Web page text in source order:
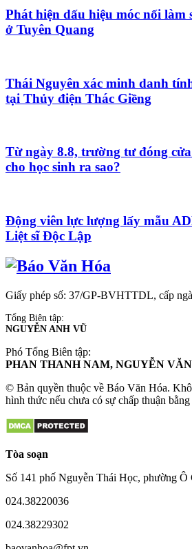
Phát hiện dấu hiệu móc nối làm
ở Tuyên Quang
Thái Nguyên xác minh danh
tại Thủy điện Thác Giềng
Từ ngày 8.8, trường tư đóng
cho học sinh ra sao?
Động viên lực lượng lấy mẫu
Liệt sĩ Độc Lập
Giấy phép số: 37/GP-BVHTTDL, cấp
Tổng Biên tập:
NGUYỄN ANH VŨ
Phó Tổng Biên tập:
PHAN THANH NAM, NGUYỄN
© Bản quyền thuộc về Báo Văn Hóa.
hình thức nếu chưa có sự chấp thuận bằng
Tòa soạn
Số 141 phố Nguyễn Thái Học, phường
024.38220036
024.38229302